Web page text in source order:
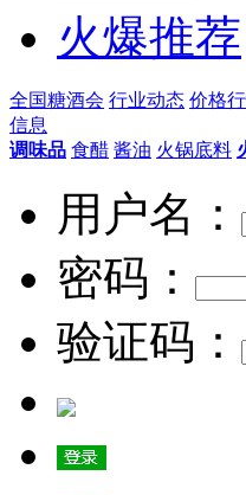
火爆推荐
全国糖酒会 行业动态 价格
信息
调味品 食醋 酱油 火锅底料
用户名：
密码：
验证码：